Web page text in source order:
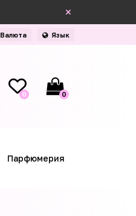
Валюта Язык
0 0
Парфюмерия